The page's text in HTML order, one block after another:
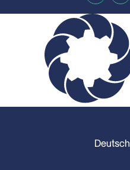
Deutsch